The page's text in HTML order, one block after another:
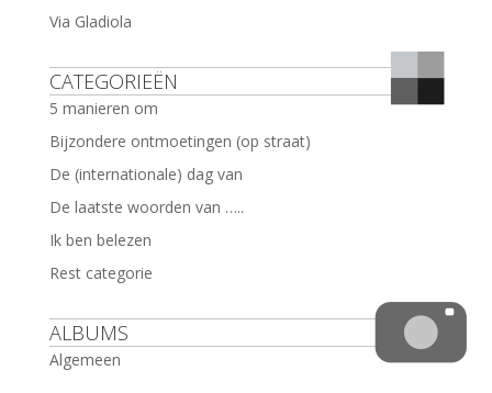
Via Gladiola
CATEGORIEËN
5 manieren om
Bijzondere ontmoetingen (op straat)
De (internationale) dag van
De laatste woorden van …..
Ik ben belezen
Rest categorie
ALBUMS
Algemeen